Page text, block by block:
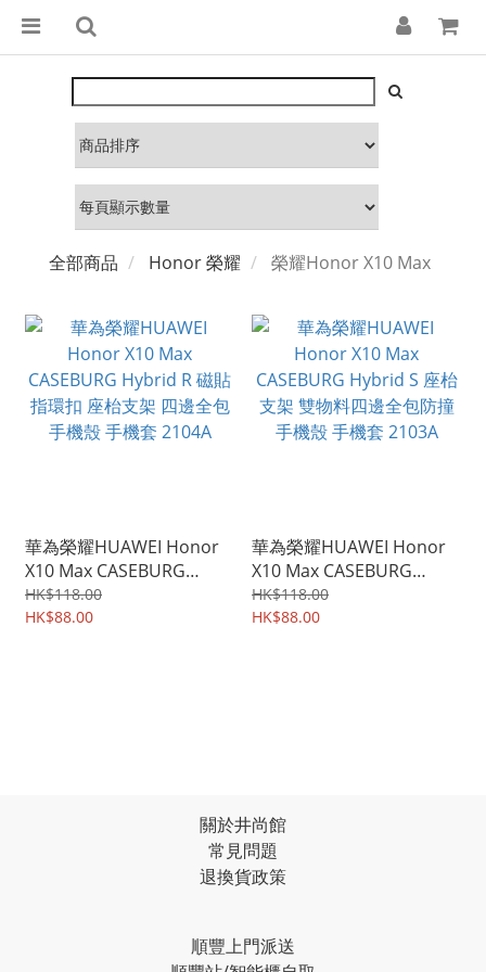
全部商品 Honor 榮耀 榮耀Honor X10 Max
華為榮耀HUAWEI Honor
X10 Max CASEBURG
Hybrid R 磁貼指環扣 座枱
支架 四邊全包手機殼 手機
HK$118.00
HK$88.00
華為榮耀HUAWEI Honor
X10 Max CASEBURG
Hybrid S 座枱支架 雙物料
四邊全包防撞 手機殼 手機
HK$118.00
HK$88.00
關於井尚館
常見問題
退換貨政策
順豐上門派送